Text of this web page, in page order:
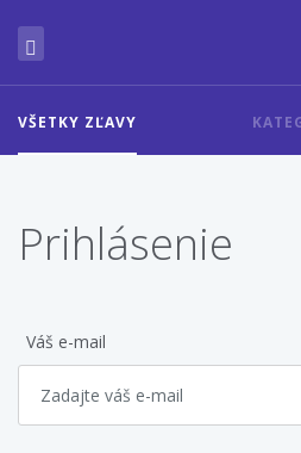
VŠETKY ZĽAVY
Prihlásenie
Váš e-mail